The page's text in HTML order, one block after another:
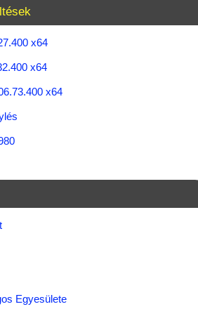
x64
x64
x64
Egyesülete